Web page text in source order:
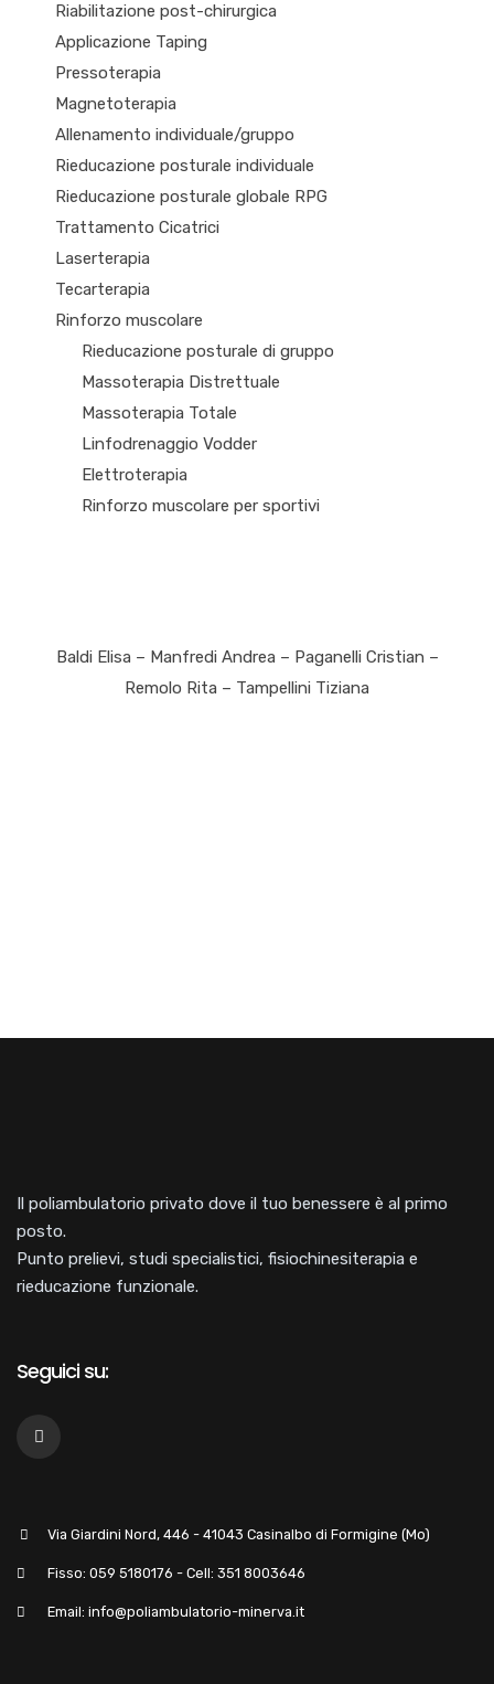
Riabilitazione post-chirurgica
Applicazione Taping
Pressoterapia
Magnetoterapia
Allenamento individuale/gruppo
Rieducazione posturale individuale
Rieducazione posturale globale RPG
Trattamento Cicatrici
Laserterapia
Tecarterapia
Rinforzo muscolare
Rieducazione posturale di gruppo
Massoterapia Distrettuale
Massoterapia Totale
Linfodrenaggio Vodder
Elettroterapia
Rinforzo muscolare per sportivi
Baldi Elisa – Manfredi Andrea – Paganelli Cristian –
Remolo Rita – Tampellini Tiziana
Il poliambulatorio privato dove il tuo benessere è al primo
posto.
Punto prelievi, studi specialistici, fisiochinesiterapia e
rieducazione funzionale.
Seguici su:
Via Giardini Nord, 446 - 41043 Casinalbo di Formigine (Mo)
Fisso: 059 5180176 - Cell: 351 8003646
Email: info@poliambulatorio-minerva.it